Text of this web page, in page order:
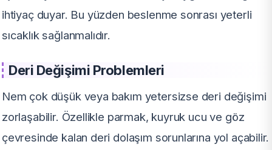
ihtiyaç duyar. Bu yüzden beslenme sonrası yeterli
sıcaklık sağlanmalıdır.
Deri Değişimi Problemleri
Nem çok düşük veya bakım yetersizse deri değişimi
zorlaşabilir. Özellikle parmak, kuyruk ucu ve göz
çevresinde kalan deri dolaşım sorunlarına yol açabilir.